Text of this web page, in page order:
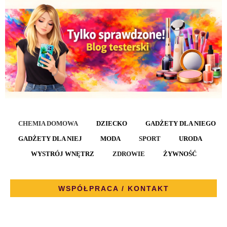
CHEMIA DOMOWA DZIECKO
GADŻETY DLA NIEGO
GADŻETY DLA NIEJ
MODA SPORT
URODA
WYSTRÓJ WNĘTRZ
ZDROWIE ŻYWNOŚĆ
WSPÓŁPRACA / KONTAKT